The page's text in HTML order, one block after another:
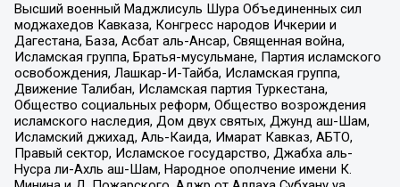
Высший военный Маджлисуль Шура Объединенных сил
моджахедов Кавказа, Конгресс народов Ичкерии и
Дагестана, База, Асбат аль-Ансар, Священная война,
Исламская группа, Братья-мусульмане, Партия исламского
освобождения, Лашкар-И-Тайба, Исламская группа,
Движение Талибан, Исламская партия Туркестана,
Общество социальных реформ, Общество возрождения
исламского наследия, Дом двух святых, Джунд аш-Шам,
Исламский джихад, Аль-Каида, Имарат Кавказ, АБТО,
Правый сектор, Исламское государство, Джабха аль-
Нусра ли-Ахль аш-Шам, Народное ополчение имени К.